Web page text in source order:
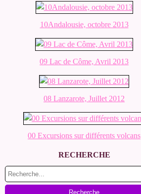
10Andalousie, octobre 2013
09 Lac de Côme, Avril 2013
08 Lanzarote, Juillet 2012
00 Excursions sur différents volcans
RECHERCHE